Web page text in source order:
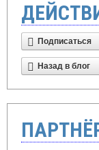
Подписаться
Назад в блог